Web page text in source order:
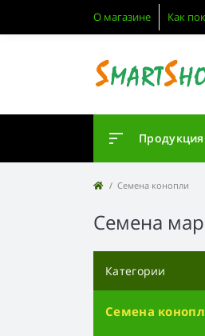
О магазине Как
Продукция
Семена конопли
Семена
Категории
Семена